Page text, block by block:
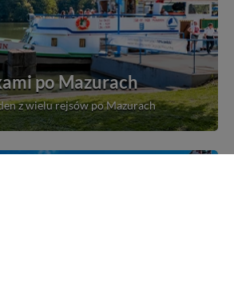
po Mazurach
z wielu rejsów po Mazurach